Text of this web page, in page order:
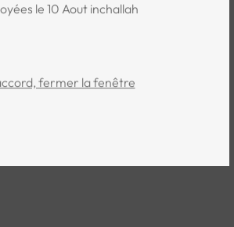
le 10 Aout inchallah
fermer la fenêtre